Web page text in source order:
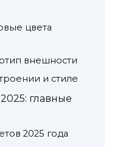
цвета
внешности
и стиле
главные
2025 года